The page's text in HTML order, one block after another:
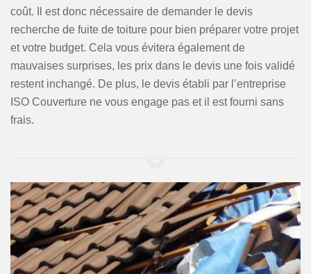
coût. Il est donc nécessaire de demander le devis
recherche de fuite de toiture pour bien préparer votre projet
et votre budget. Cela vous évitera également de
mauvaises surprises, les prix dans le devis une fois validé
restent inchangé. De plus, le devis établi par l’entreprise
ISO Couverture ne vous engage pas et il est fourni sans
frais.